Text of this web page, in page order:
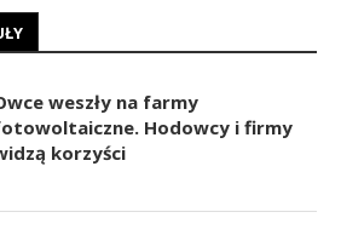
weszły na farmy
Hodowcy i firmy
korzyści